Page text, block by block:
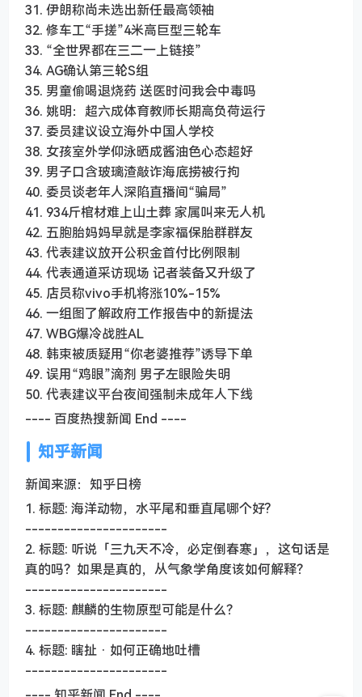
31. 伊朗称尚未选出新任最高领袖
32. 修车工“手搓”4米高巨型三轮车
33. “全世界都在三二一上链接”
34. AG确认第三轮S组
35. 男童偷喝退烧药 送医时问我会中毒吗
36. 姚明：超六成体育教师长期高负荷运行
37. 委员建议设立海外中国人学校
38. 女孩室外学仰泳晒成酱油色心态超好
39. 男子口含玻璃渣敲诈海底捞被行拘
40. 委员谈老年人深陷直播间“骗局”
41. 934斤棺材难上山土葬 家属叫来无人机
42. 五胞胎妈妈早就是李家福保胎群群友
43. 代表建议放开公积金首付比例限制
44. 代表通道采访现场 记者装备又升级了
45. 店员称vivo手机将涨10%-15%
46. 一组图了解政府工作报告中的新提法
47. WBG爆冷战胜AL
48. 韩束被质疑用“你老婆推荐”诱导下单
49. 误用“鸡眼”滴剂 男子左眼险失明
50. 代表建议平台夜间强制未成年人下线
---- 百度热搜新闻 End ----
知乎新闻
新闻来源：知乎日榜
1. 标题: 海洋动物，水平尾和垂直尾哪个好?
----------------------
2. 标题: 听说「三九天不冷，必定倒春寒」，这句话是
真的吗？如果是真的，从气象学角度该如何解释？
----------------------
3. 标题: 麒麟的生物原型可能是什么？
----------------------
4. 标题: 瞎扯 · 如何正确地吐槽
----------------------